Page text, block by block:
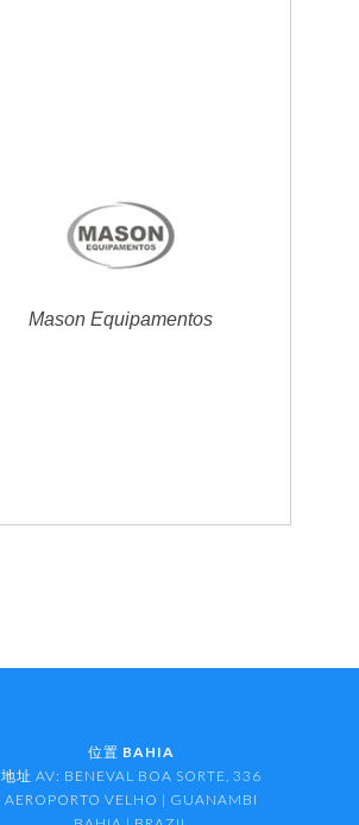
Mason Equipamentos
位置 BAHIA
地址 AV: BENEVAL BOA SORTE, 336
AEROPORTO VELHO | GUANAMBI